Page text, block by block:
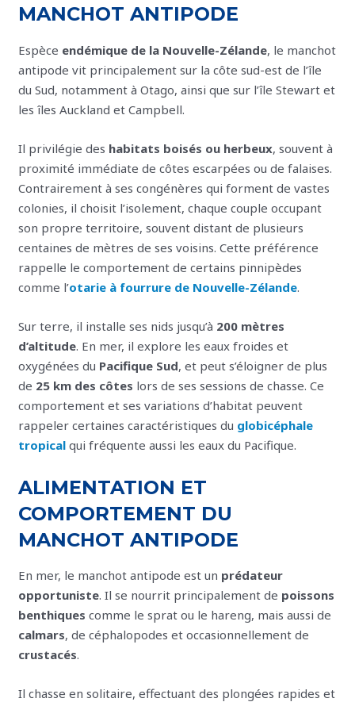
MANCHOT ANTIPODE
Espèce endémique de la Nouvelle-Zélande, le manchot
antipode vit principalement sur la côte sud-est de l’île
du Sud, notamment à Otago, ainsi que sur l’île Stewart et
les îles Auckland et Campbell.
Il privilégie des habitats boisés ou herbeux, souvent à
proximité immédiate de côtes escarpées ou de falaises.
Contrairement à ses congénères qui forment de vastes
colonies, il choisit l’isolement, chaque couple occupant
son propre territoire, souvent distant de plusieurs
centaines de mètres de ses voisins. Cette préférence
rappelle le comportement de certains pinnipèdes
comme l’otarie à fourrure de Nouvelle-Zélande.
Sur terre, il installe ses nids jusqu’à 200 mètres
d’altitude. En mer, il explore les eaux froides et
oxygénées du Pacifique Sud, et peut s’éloigner de plus
de 25 km des côtes lors de ses sessions de chasse. Ce
comportement et ses variations d’habitat peuvent
rappeler certaines caractéristiques du globicéphale
tropical qui fréquente aussi les eaux du Pacifique.
ALIMENTATION ET
COMPORTEMENT DU
MANCHOT ANTIPODE
En mer, le manchot antipode est un prédateur
opportuniste. Il se nourrit principalement de poissons
benthiques comme le sprat ou le hareng, mais aussi de
calmars, de céphalopodes et occasionnellement de
crustacés.
Il chasse en solitaire, effectuant des plongées rapides et